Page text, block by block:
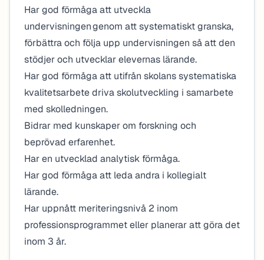
Har god förmåga att utveckla
undervisningen genom att systematiskt granska,
förbättra och följa upp undervisningen så att den
stödjer och utvecklar elevernas lärande.
Har god förmåga att utifrån skolans systematiska
kvalitetsarbete driva skolutveckling i samarbete
med skolledningen.
Bidrar med kunskaper om forskning och
beprövad erfarenhet.
Har en utvecklad analytisk förmåga.
Har god förmåga att leda andra i kollegialt
lärande.
Har uppnått meriteringsnivå 2 inom
professionsprogrammet eller planerar att göra det
inom 3 år.